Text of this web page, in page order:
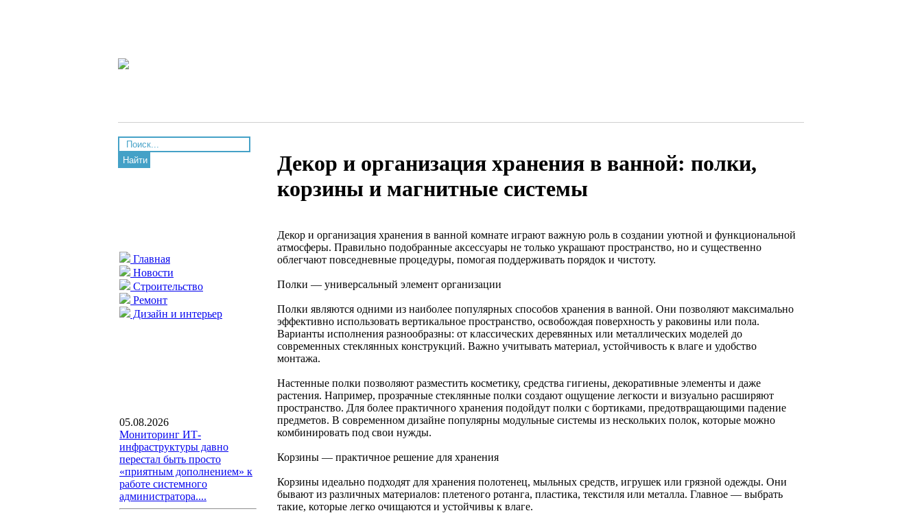
Найти
Главная
Новости
Строительство
Ремонт
Дизайн и интерьер
05.08.2026
Мониторинг ИТ-
инфраструктуры давно
перестал быть просто
«приятным дополнением» к
работе системного
администратора....
Декор и организация хранения в ванной: полки,
корзины и магнитные системы
Декор и организация хранения в ванной комнате играют важную роль в создании уютной и функциональной
атмосферы. Правильно подобранные аксессуары не только украшают пространство, но и существенно
облегчают повседневные процедуры, помогая поддерживать порядок и чистоту.
Полки — универсальный элемент организации
Полки являются одними из наиболее популярных способов хранения в ванной. Они позволяют максимально
эффективно использовать вертикальное пространство, освобождая поверхность у раковины или пола.
Варианты исполнения разнообразны: от классических деревянных или металлических моделей до
современных стеклянных конструкций. Важно учитывать материал, устойчивость к влаге и удобство
монтажа.
Настенные полки позволяют разместить косметику, средства гигиены, декоративные элементы и даже
растения. Например, прозрачные стеклянные полки создают ощущение легкости и визуально расширяют
пространство. Для более практичного хранения подойдут полки с бортиками, предотвращающими падение
предметов. В современном дизайне популярны модульные системы из нескольких полок, которые можно
комбинировать под свои нужды.
Корзины — практичное решение для хранения
Корзины идеально подходят для хранения полотенец, мыльных средств, игрушек или грязной одежды. Они
бывают из различных материалов: плетеного ротанга, пластика, текстиля или металла. Главное — выбрать
такие, которые легко очищаются и устойчивы к влаге.